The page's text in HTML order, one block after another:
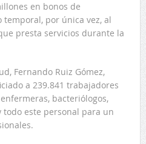
en bonos de
por única vez, al
presta servicios durante la
Fernando Ruiz Gómez,
a 239.841 trabajadores
bacteriólogos,
este personal para un